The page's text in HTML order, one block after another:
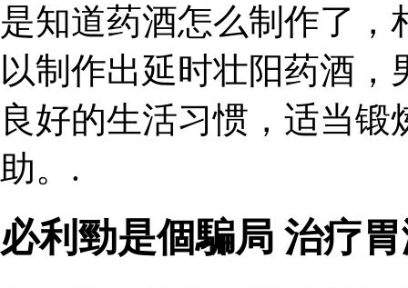
是知道药酒怎么制作了
以制作出延时壮阳药酒
良好的生活习惯，适当
助。.
必利勁是個騙局 治疗